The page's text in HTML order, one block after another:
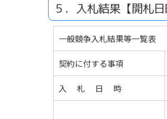
５．入札結果【開札
一般競争入札結果等一覧表
契約に付する事項
入 札 日 時